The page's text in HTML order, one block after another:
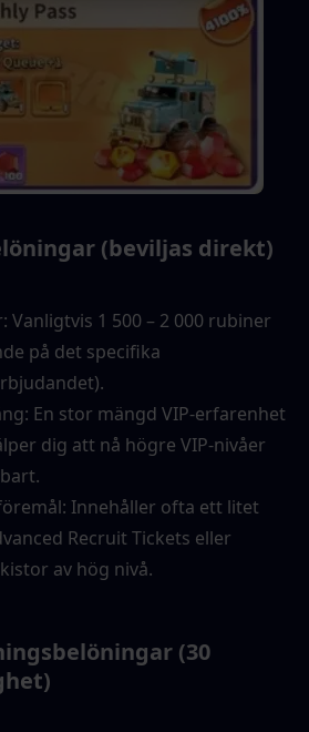
(beviljas direkt)
Vanligtvis 1 500 – 2 000 rubiner
på det specifika
En stor mängd VIP-erfarenhet
dig att nå högre VIP-nivåer
Innehåller ofta ett litet
Recruit Tickets eller
av hög nivå.
(30